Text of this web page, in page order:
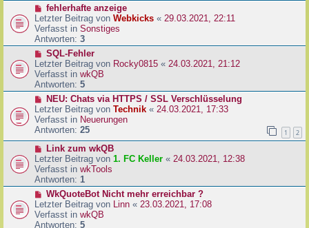
a
g
r
B
e
i
t
a
g
N
e
u
e
r
B
e
i
t
a
g
fehlerhafte anzeige
Letzter Beitrag von Webkicks « 29.03.2021, 22:11
Verfasst in Sonstiges
Antworten: 3
N
e
u
e
r
B
e
i
t
a
g
SQL-Fehler
Letzter Beitrag von Rocky0815 « 24.03.2021, 21:12
Verfasst in wkQB
Antworten: 5
N
e
u
e
r
B
e
i
t
a
g
NEU: Chats via HTTPS / SSL Verschlüsselung
Letzter Beitrag von Technik « 24.03.2021, 17:33
Verfasst in Neuerungen
Antworten: 25 1 2
N
e
u
e
r
B
e
i
Link zum wkQB
Letzter Beitrag von 1. FC Keller « 24.03.2021, 12:38
Verfasst in wkTools
Antworten: 1
N
e
u
e
WkQuoteBot Nicht mehr erreichbar ?
Letzter Beitrag von Linn « 23.03.2021, 17:08
Verfasst in wkQB
Antworten: 5